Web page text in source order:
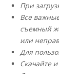
При
Все
съемный
или
Для
Скачайте